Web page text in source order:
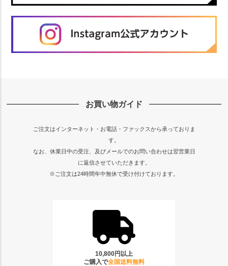
お買い物ガイド
ご注文はインターネット・お電話・ファックスから承っておりま
す。
なお、休業日中の受注、及びメールでのお問い合わせは翌営業日
に返信させていただきます。
※ご注文は24時間年中無休で受け付けております。
10,800円以上
ご購入で全国送料無料